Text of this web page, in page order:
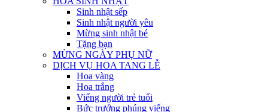
Sinh nhật sếp
Sinh nhật người yêu
Mừng sinh nhật bé
Tặng bạn
MỪNG NGÀY PHỤ NỮ
DỊCH VỤ HOA TANG LỄ
Hoa vàng
Hoa trắng
Viếng người trẻ tuổi
Bức trướng phúng viếng